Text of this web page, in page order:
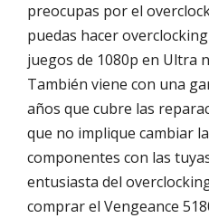
preocupas por el
puedas hacer
juegos de 1080p en Ultra
También viene con una
años que cubre las
que no implique cambiar
componentes con las
entusiasta del
comprar el Vengeance